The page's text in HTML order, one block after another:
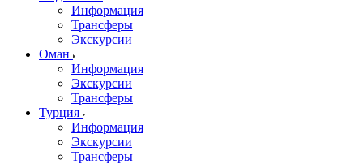
Информация
Трансферы
Экскурсии
Оман
Информация
Экскурсии
Трансферы
Турция
Информация
Экскурсии
Трансферы